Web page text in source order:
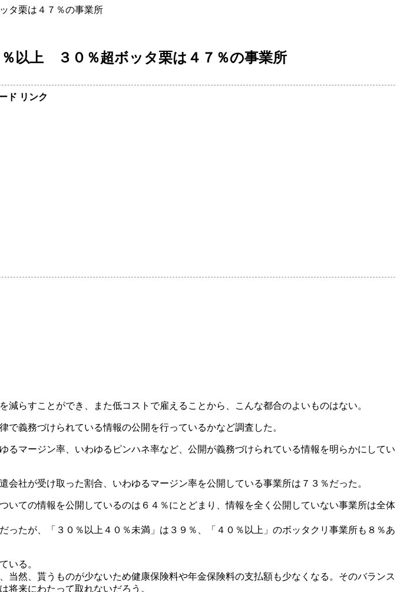
タ栗は４７％の事業所
以上 ３０％超ボッタ栗は４７％の事業所
ド リンク
らすことができ、また低コストで雇えることから、こんな都合のよいものはない。
義務づけられている情報の公開を行っているかなど調査した。
マージン率、いわゆるピンハネ率など、公開が義務づけられている情報を明らかにしてい
社が受け取った割合、いわゆるマージン率を公開している事業所は７３％だった。
ての情報を公開しているのは６４％にとどまり、情報を全く公開していない事業所は全体
たが、「３０％以上４０％未満」は３９％、「４０％以上」のボッタクリ事業所も８％あ
いる。
然、貰うものが少ないため健康保険料や年金保険料の支払額も少なくなる。そのバランス
将来にわたって取れないだろう。